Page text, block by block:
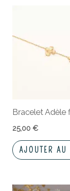
Bracelet Adèle
25,00€
AJOUTER AU